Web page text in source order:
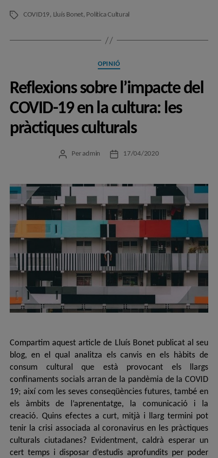
EtiquetesCOVID19, Lluís Bonet, Política Cultural
Categories
OPINIÓ
Reflexions sobre l’impacte del
COVID-19 en la cultura: les
pràctiques culturals
Autor
Per admin
Data17/04/2020
Compartim aquest article de Lluís Bonet publicat al seu
blog, en el qual analitza els canvis en els hàbits de
consum cultural que està provocant els llargs
confinaments socials arran de la pandèmia de la COVID
19; així com les seves conseqüències futures, també en
els àmbits de l’aprenentatge, la comunicació i la
creació. Quins efectes a curt, mitjà i llarg termini pot
tenir la crisi associada al coronavirus en les pràctiques
culturals ciutadanes? Evidentment, caldrà esperar un
cert temps i disposar d’estudis aprofundits per poder